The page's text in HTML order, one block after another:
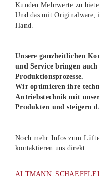
Kunden Mehrwerte zu
Und das mit Originalware,
Hand.
Unsere ganzheitlichen
und Service bringen
Produktionsprozesse.
Wir optimieren ihre
Antriebstechnik mit
Produkten und steigern
Noch mehr Infos zum
kontaktieren uns direkt.